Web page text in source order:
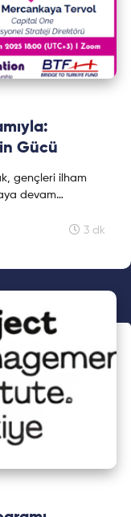
Gücü
gençleri ilham
devam
3 dk